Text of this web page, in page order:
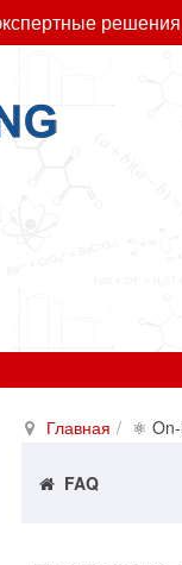
Главная ⚛ On-
FAQ